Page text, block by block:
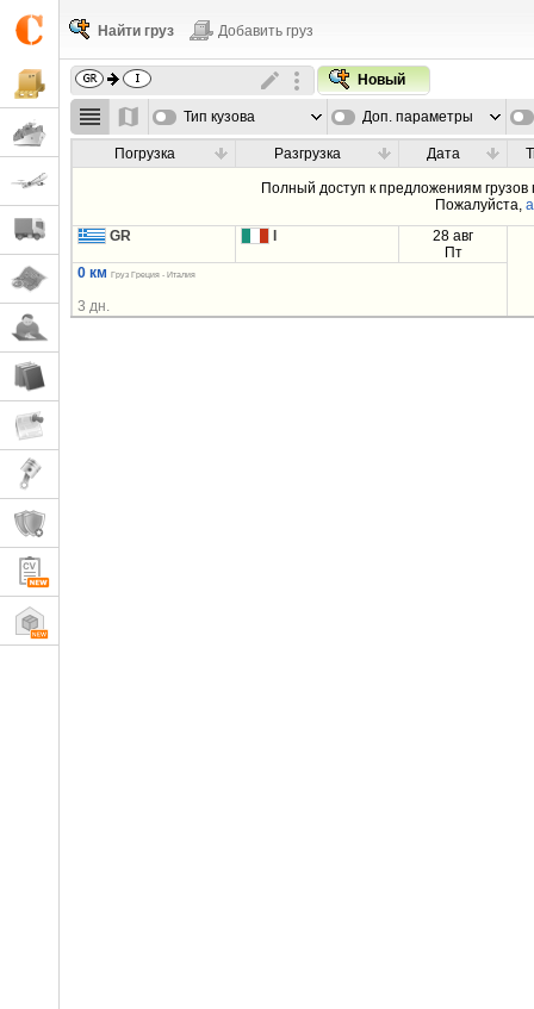
Найти груз Добавить груз
Новый
Тип кузова Доп. параметры
Погрузка Разгрузка Дата
Полный доступ к предложениям грузов
Пожалуйста,
GR
28 авг
Пт
0 км
Груз Греция - Италия
3 дн.